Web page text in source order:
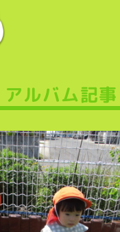
アルバム記事